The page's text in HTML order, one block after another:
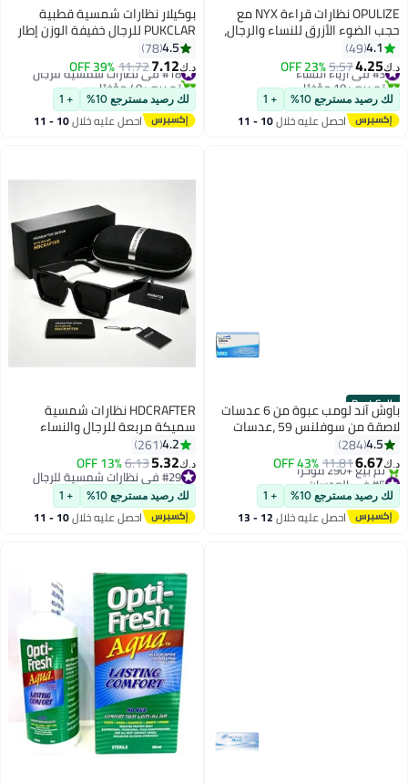
OPULIZE نظارات قراءة NYX مع
حجب الضوء الأزرق للنساء والرجال،
إطار مستطيل مع حماية من الأشعة
فوق البنفسجية وإجهاد العين،
نظارات كمبيوتر للألعاب مضادة
من 2)
4.1
49
د.ك‏4.25
5.57
23% OFF #3 في أزياء النساء
تم بيع +10 مؤخرًا
#3 في أزياء النساء
لك رصيد مسترجع 10% + 1
احصل عليه خلال 10 - 11
بوكيلار نظارات شمسية قطبية
PUKCLAR للرجال خفيفة الوزن إطار
TR90 حماية UV400 نظارات
شمسية مربعة
4.5
78
د.ك‏7.12
11.72
39% OFF #18 في نظارات شمسية للرجال
تم بيع +40 مؤخرًا
#18 في نظارات شمسية للرجال
لك رصيد مسترجع 10% + 1
احصل عليه خلال 10 - 11
Best Seller باوش آند لومب عبوة من 6 عدسات
لاصقة من سوفلنس 59 ،عدسات
شهرية للاستعمال مرة واحدة.
4.5
284
د.ك‏6.67
11.81
43% OFF
#5 في العدسات
بتخلّص بسرعة
تم بيع +290 مؤخرًا
#5 في العدسات
لك رصيد مسترجع 10% + 1
احصل عليه خلال 12 - 13
HDCRAFTER نظارات شمسية
سميكة مربعة للرجال والنساء
بتصميم عتيق مع حماية UV400
4.2
261
د.ك‏5.32
6.13
13% OFF
#29 في نظارات شمسية للرجال
#29 في نظارات شمسية للرجال
لك رصيد مسترجع 10% + 1
احصل عليه خلال 10 - 11